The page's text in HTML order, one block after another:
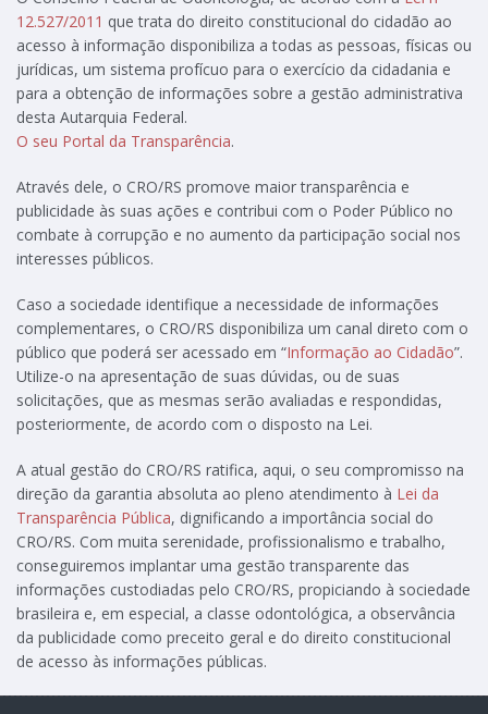
12.527/2011 que trata do direito constitucional do cidadão ao
acesso à informação disponibiliza a todas as pessoas, físicas ou
jurídicas, um sistema profícuo para o exercício da cidadania e
para a obtenção de informações sobre a gestão administrativa
desta Autarquia Federal.
O seu Portal da Transparência.
Através dele, o CRO/RS promove maior transparência e
publicidade às suas ações e contribui com o Poder Público no
combate à corrupção e no aumento da participação social nos
interesses públicos.
Caso a sociedade identifique a necessidade de informações
complementares, o CRO/RS disponibiliza um canal direto com o
público que poderá ser acessado em “Informação ao Cidadão”.
Utilize-o na apresentação de suas dúvidas, ou de suas
solicitações, que as mesmas serão avaliadas e respondidas,
posteriormente, de acordo com o disposto na Lei.
A atual gestão do CRO/RS ratifica, aqui, o seu compromisso na
direção da garantia absoluta ao pleno atendimento à Lei da
Transparência Pública, dignificando a importância social do
CRO/RS. Com muita serenidade, profissionalismo e trabalho,
conseguiremos implantar uma gestão transparente das
informações custodiadas pelo CRO/RS, propiciando à sociedade
brasileira e, em especial, a classe odontológica, a observância
da publicidade como preceito geral e do direito constitucional
de acesso às informações públicas.